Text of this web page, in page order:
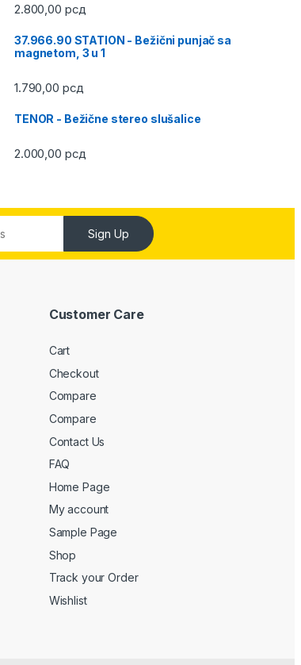
2.800,00 рсд
37.966.90 STATION - Bežični punjač sa
magnetom, 3 u 1
1.790,00 рсд
TENOR - Bežične stereo slušalice
2.000,00 рсд
Sign Up
Customer Care
Cart
Checkout
Compare
Compare
Contact Us
FAQ
Home Page
My account
Sample Page
Shop
Track your Order
Wishlist